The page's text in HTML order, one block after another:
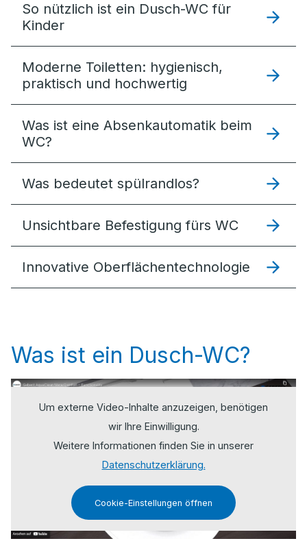
So nützlich ist ein Dusch-WC für
Kinder
Moderne Toiletten: hygienisch,
praktisch und hochwertig
Was ist eine Absenkautomatik beim
WC?
Was bedeutet spülrandlos?
Unsichtbare Befestigung fürs WC
Innovative Oberflächentechnologie
Was ist ein Dusch-WC?
Um externe Video-Inhalte anzuzeigen, benötigen
wir Ihre Einwilligung.
Weitere Informationen finden Sie in unserer
Datenschutzerklärung.
Cookie-Einstellungen öffnen